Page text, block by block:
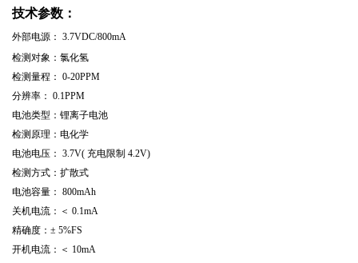
技术参数：
外部电源： 3.7VDC/800mA
检测对象：氯化氢
检测量程： 0-20PPM
分辨率： 0.1PPM
电池类型：锂离子电池
检测原理：电化学
电池电压： 3.7V( 充电限制 4.2V)
检测方式：扩散式
电池容量： 800mAh
关机电流：＜ 0.1mA
精确度：± 5%FS
开机电流：＜ 10mA